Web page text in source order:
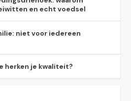
en echt voedsel
niet voor iedereen
herken je kwaliteit?